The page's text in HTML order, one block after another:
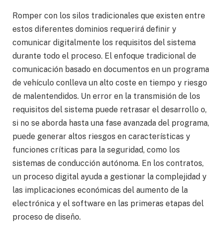
Romper con los silos tradicionales que existen entre
estos diferentes dominios requerirá definir y
comunicar digitalmente los requisitos del sistema
durante todo el proceso. El enfoque tradicional de
comunicación basado en documentos en un programa
de vehículo conlleva un alto coste en tiempo y riesgo
de malentendidos. Un error en la transmisión de los
requisitos del sistema puede retrasar el desarrollo o,
si no se aborda hasta una fase avanzada del programa,
puede generar altos riesgos en características y
funciones críticas para la seguridad, como los
sistemas de conducción autónoma. En los contratos,
un proceso digital ayuda a gestionar la complejidad y
las implicaciones económicas del aumento de la
electrónica y el software en las primeras etapas del
proceso de diseño.